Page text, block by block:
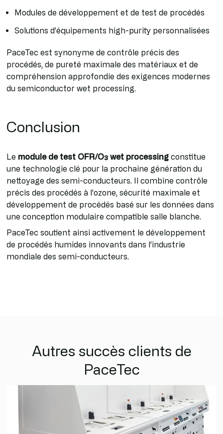
Modules de développement et de test de procédés
Solutions d’équipements high-purity personnalisées
PaceTec est synonyme de contrôle précis des
procédés, de pureté maximale des matériaux et de
compréhension approfondie des exigences modernes
du semiconductor wet processing.
Conclusion
Le module de test OFR/O₃ wet processing constitue
une technologie clé pour la prochaine génération du
nettoyage des semi-conducteurs. Il combine contrôle
précis des procédés à l’ozone, sécurité maximale et
développement de procédés basé sur les données dans
une conception modulaire compatible salle blanche.
PaceTec soutient ainsi activement le développement
de procédés humides innovants dans l’industrie
mondiale des semi-conducteurs.
Autres succès clients de
PaceTec